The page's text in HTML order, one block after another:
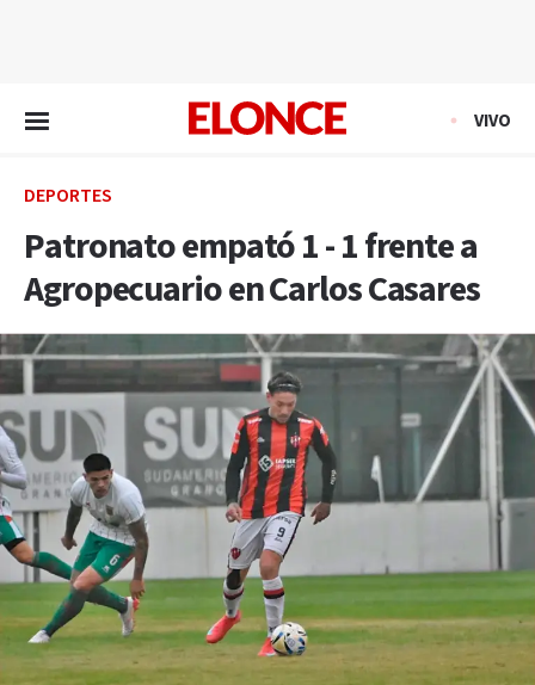
VIVO
DEPORTES
Patronato empató 1 - 1 frente a
Agropecuario en Carlos Casares